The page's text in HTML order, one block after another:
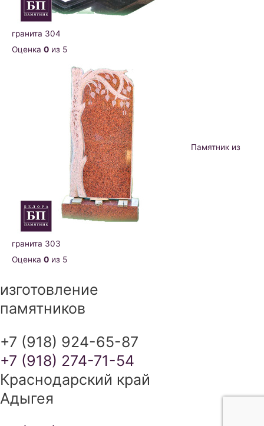
гранита 304
Оценка 0 из 5
Памятник из
гранита 303
Оценка 0 из 5
изготовление
памятников
+7 (918) 924-65-87
+7 (918) 274-71-54
Краснодарский край
Адыгея